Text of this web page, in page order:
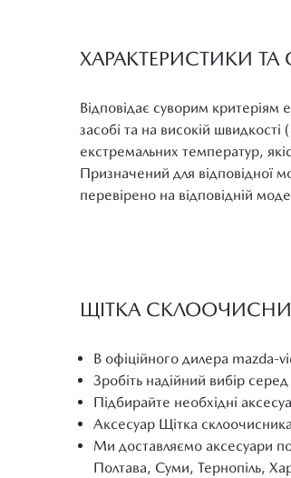
ХАРАКТЕРИСТИКИ
Відповідає суворим
засобі та на високій
екстремальних температур,
Призначений для відповідної
перевірено на відповідній
ЩІТКА
В офіційного дилера mazda-
Зробіть надійний вибір
Підбирайте необхідні
Аксесуар Щітка
Ми доставляємо аксесуари
Полтава, Суми, Тернопіль,